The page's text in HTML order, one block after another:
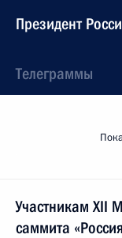
Президент
Телеграммы
Участникам XII
саммита